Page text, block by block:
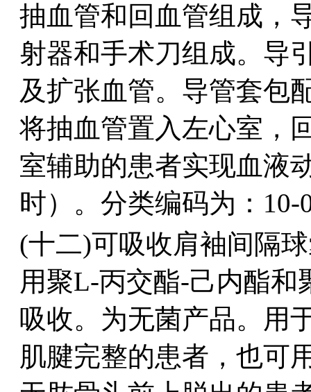
抽血管和回血管组成，
射器和手术刀组成。导
及扩张血管。导管套包
将抽血管置入左心室，
室辅助的患者实现血液
时）。分类编码为：10-
(十二)可吸收肩袖间隔
用聚L-丙交酯-己内酯
吸收。为无菌产品。用
肌腱完整的患者，也可